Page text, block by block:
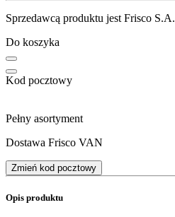
Sprzedawcą produktu jest Frisco S.A.
Do koszyka
Kod pocztowy
Pełny asortyment
Dostawa Frisco VAN
Zmień kod pocztowy
Opis produktu